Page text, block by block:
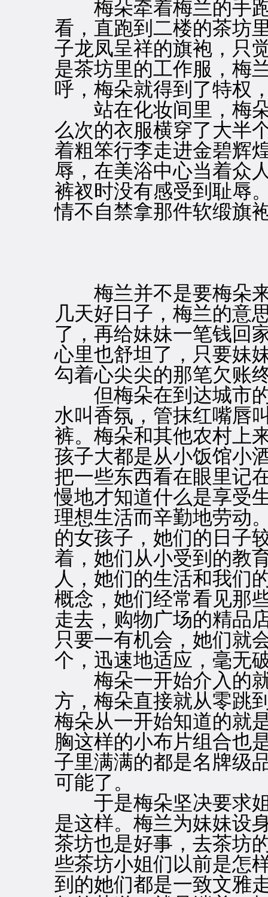
梅朵牵着梅兰的手跑
看，直跑到二楼的茶坊
子龙凤呈祥的旗袍，只
是茶坊里的工作服，梅
呼，梅朵就得到了特权
站在化妆间里，梅朵
么次的衣服横穿了大半
着粗笨行李走进金碧辉
辱，在美浴中心当着众
裤衩时没有感受到耻辱
情不自禁拿那件软缎旗
梅兰并不是要梅朵来
几天好日子，梅兰的意
了，再给妹妹一笔钱回
心里也舒坦了，只要妹
勾着心尖尖的那笔欠账
但梅朵在到达城市的
水叫香氛，管抹红嘴唇
裤。梅朵和其他农村上
孩子大都是从小饭馆小
把一些东西看在眼里记
慢地才知道什么是享受
理想生活而辛勤地劳动
的女孩子，她们的日子
着，她们从小受到的教
人，她们的生活和我们
概念，她们经常看见那
走去，购物广场的精品
只要一有机会，她们就
个，迅速地适应，毫无
梅朵一开始介入的就
方，梅朵直接就从零跳
梅朵从一开始知道的就
胸这样的小布片组合也
子里满满的都是名牌级
可能了。
于是梅朵坚决要求姐
是这样。梅兰为妹妹设
茶坊也是好事，去茶坊
些茶坊小姐们以前是怎
到的她们都是一致文雅